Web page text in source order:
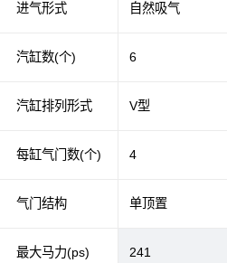
进气形式
汽缸数(个)
汽缸排列形式
每缸气门数(个)
气门结构
最大马力(ps)
自然吸气
6
V型
4
单顶置
241